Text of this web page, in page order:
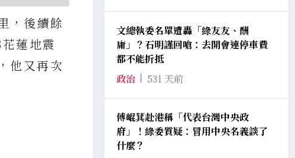
，後續餘
蓮地震
他又再次
文總執委名單遭轟「綠友友、酬
庸」？石明謹回嗆：去開會連停車費
都不能折抵
政治
531 天前
傅崐萁赴港稱「代表台灣中央政
府」！綠委質疑：冒用中央名義談了
什麼？